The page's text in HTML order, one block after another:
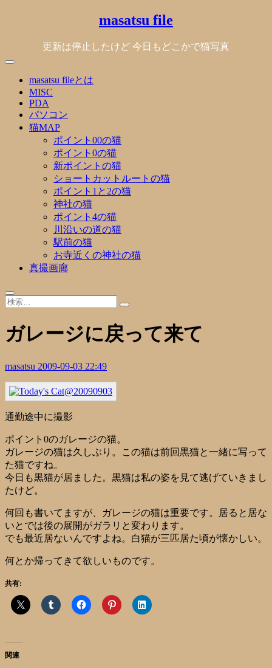
masatsu file
更新は停止したけど 今日もどこかで猫写真
masatsu fileとは
MISC
PDA
パソコン
猫MAP
ポイント00の猫
ポイント0の猫
新ポイントの猫
ショートカットルートの猫
ポイント1と2の猫
神社の猫
ポイント4の猫
川沿いの道の猫
駅前の猫
お寺近くの神社の猫
真撮画廊
ガレージに戻って来て
masatsu 2009-09-03 22:49
通勤途中に撮影
ポイント0のガレージの猫。
ガレージの猫は久しぶり。この猫は前回黒猫と一緒に写って
た猫ですね。
今日も黒猫が居ました。黒猫は私の姿を見て逃げていきまし
たけど。
何回も書いてますが、ガレージの猫は重要です。居ると居な
いとでは後の展開がガラリと変わります。
でも最近居ないんですよね。白猫が三匹居た頃が懐かしい。
何とか帰ってきて欲しいものです。
共有:
関連